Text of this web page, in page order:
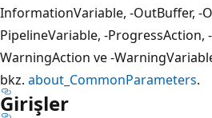
InformationVariable, -OutBuffer, -
PipelineVariable, -ProgressAction,
WarningAction ve -
bkz. about_CommonParameters.
Girişler